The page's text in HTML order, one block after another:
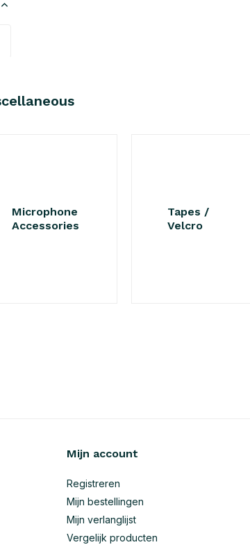
Microphone
Accessories
Tapes /
Velcro
Mijn account
Registreren
Mijn bestellingen
Mijn verlanglijst
Vergelijk producten